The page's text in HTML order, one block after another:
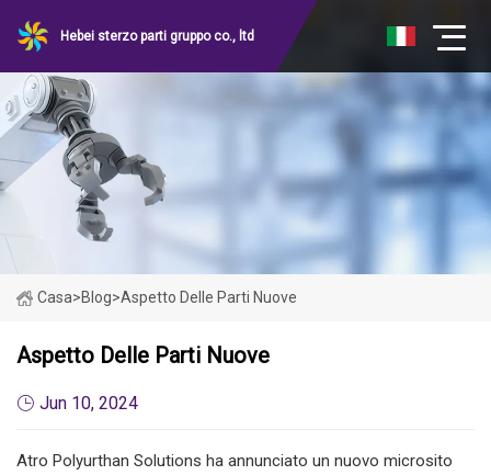
Hebei sterzo parti gruppo co., ltd
Casa>Blog>Aspetto Delle Parti Nuove
Aspetto Delle Parti Nuove
Jun 10, 2024
Atro Polyurthan Solutions ha annunciato un nuovo microsito